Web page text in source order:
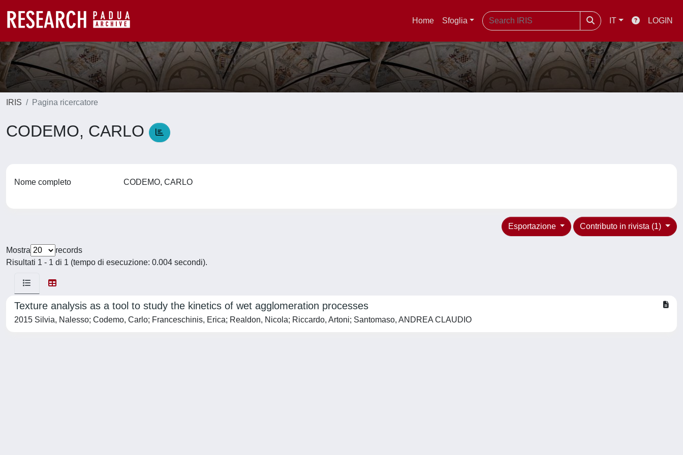
Home Sfoglia IT LOGIN
IRIS Pagina ricercatore
CODEMO, CARLO
Nome completo CODEMO, CARLO
Contributo in rivista (1)
Esportazione
Mostra
records
Risultati 1 - 1 di 1 (tempo di esecuzione: 0.004 secondi).
Texture analysis as a tool to study the kinetics of wet agglomeration processes
2015 Silvia, Nalesso; Codemo, Carlo; Franceschinis, Erica; Realdon, Nicola; Riccardo, Artoni; Santomaso, ANDREA CLAUDIO